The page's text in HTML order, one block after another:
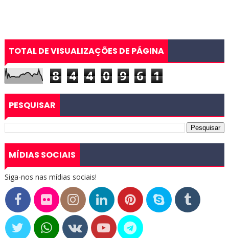
TOTAL DE VISUALIZAÇÕES DE PÁGINA
8 4 4 0 9 6 1
PESQUISAR
MÍDIAS SOCIAIS
Siga-nos nas mídias sociais!